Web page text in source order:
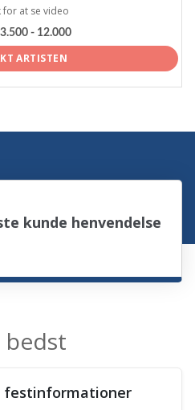
for at se video
3.500 - 12.000
ARTISTEN
kunde henvendelse
bedst
festinformationer